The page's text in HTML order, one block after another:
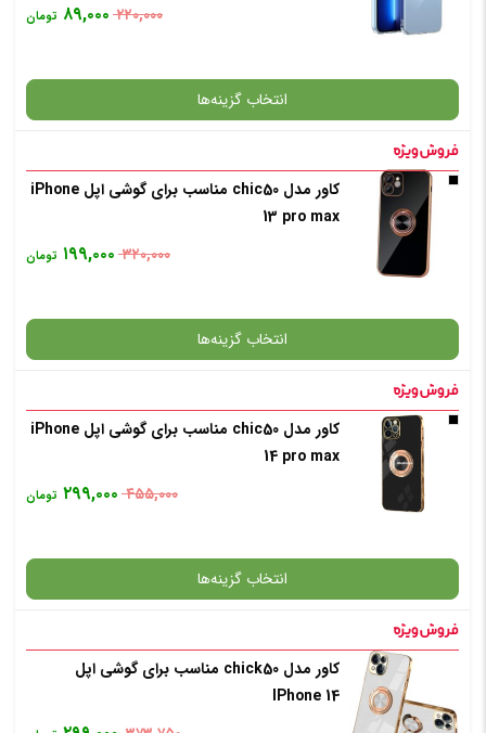
انتخاب رنگ: بی رنگ
✧ چت با پشتیبان واتس آپ
۲۲۰,۰۰۰ ۸۹,۰۰۰ تومان
انتخاب گزینه‌ها
گارانتی
انتخاب رنگ
✧ چت با پشتیبان واتس آپ
کاور مدل chic50 مناسب برای گوشی اپل iPhone
13 pro max
۳۲۰,۰۰۰ ۱۹۹,۰۰۰ تومان
انتخاب گزینه‌ها
گارانتی
انتخاب رنگ
✧ چت با پشتیبان واتس آپ
کاور مدل chic50 مناسب برای گوشی اپل iPhone
14 pro max
۴۵۵,۰۰۰ ۲۹۹,۰۰۰ تومان
انتخاب گزینه‌ها
گارانتی
کاور مدل chick50 مناسب برای گوشی اپل
IPhone 14